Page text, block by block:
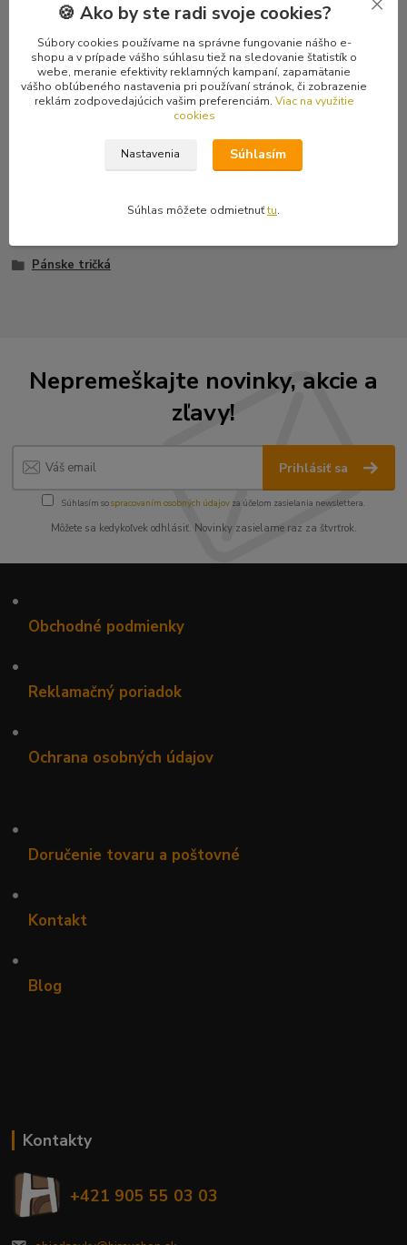
Kompletné špecifikácie
Tovar zaradený v kategóriách
Pánske tričká
Nepremeškajte novinky, akcie a
zľavy!
Prihlásiť sa
Súhlasím sospracovaním osobných údajov za účelom zasielania newslettera.
Môžete sa kedykoľvek odhlásiť. Novinky zasielame raz za štvrťrok.
•
Obchodné podmienky
•
Reklamačný poriadok
•
Ochrana osobných údajov
•
Doručenie tovaru a poštovné
•
Kontakt
•
Blog
Kontakty
+421 905 55 03 03
🍪 Ako by ste radi svoje cookies?
Súbory cookies používame na správne fungovanie nášho e-
shopu a v prípade vášho súhlasu tiež na sledovanie štatistík o
webe, meranie efektivity reklamných kampaní, zapamätanie
vášho obľúbeného nastavenia pri používaní stránok, či zobrazenie
reklám zodpovedajúcich vašim preferenciám. Viac na využitie
cookies
Nastavenia Súhlasím
Súhlas môžete odmietnuťtu.